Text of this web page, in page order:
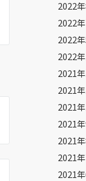
2022
2022
2022
2022
2021
2021
2021
2021
2021
2021
2021